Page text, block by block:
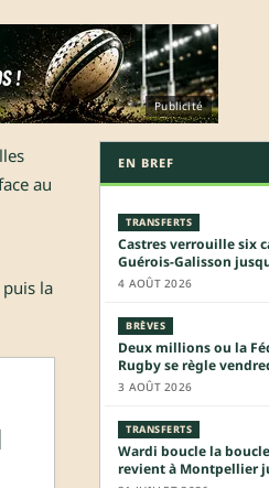
Publicité
au
la
EN BREF
TRANSFERTS
Castres verrouille six
Guérois-Galisson
4 AOÛT 2026
BRÈVES
Deux millions ou la
Rugby se règle
3 AOÛT 2026
TRANSFERTS
Wardi boucle la
revient à Montpellier